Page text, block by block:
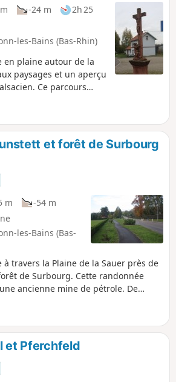
-24 m
2h 25
les-Bains (Bas-Rhin)
en plaine autour de la
paysages et un aperçu
Ce parcours
l'autre en bois.
et forêt de Surbourg
m
-54 m
les-Bains (Bas-
travers la Plaine de la Sauer près de
de Surbourg. Cette randonnée
ancienne mine de pétrole. De
et Pferchfeld